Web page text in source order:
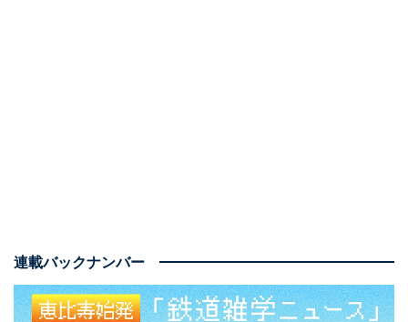
連載バックナンバー